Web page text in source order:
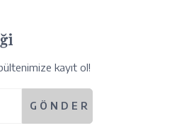
kayıt ol!